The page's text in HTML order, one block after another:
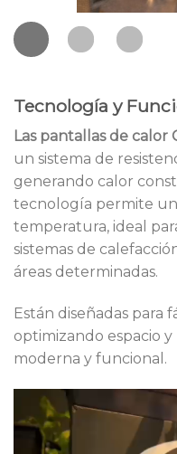
Tecnología y
Las pantallas de calor
un sistema de
generando calor
tecnología permite
temperatura, ideal
sistemas de
áreas determinadas.
Están diseñadas para
optimizando espacio
moderna y funcional.